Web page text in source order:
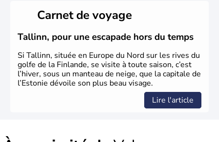
Carnet de voyage
Tallinn, pour une escapade hors du temps
Si Tallinn, située en Europe du Nord sur les rives du
golfe de la Finlande, se visite à toute saison, c’est
l’hiver, sous un manteau de neige, que la capitale de
l’Estonie dévoile son plus beau visage.
Lire l'article